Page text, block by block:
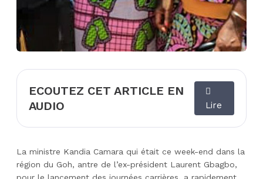
ECOUTEZ CET ARTICLE EN
AUDIO
Lire
La ministre Kandia Camara qui était ce week-end dans la
région du Goh, antre de l’ex-président Laurent Gbagbo,